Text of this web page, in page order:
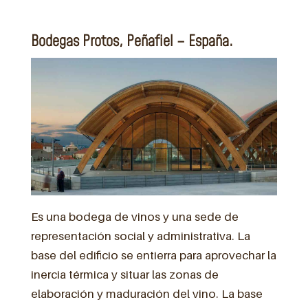
Bodegas Protos, Peñafiel – España.
Es una bodega de vinos y una sede de
representación social y administrativa. La
base del edificio se entierra para aprovechar la
inercia térmica y situar las zonas de
elaboración y maduración del vino. La base